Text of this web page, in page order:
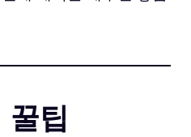
꿀팁